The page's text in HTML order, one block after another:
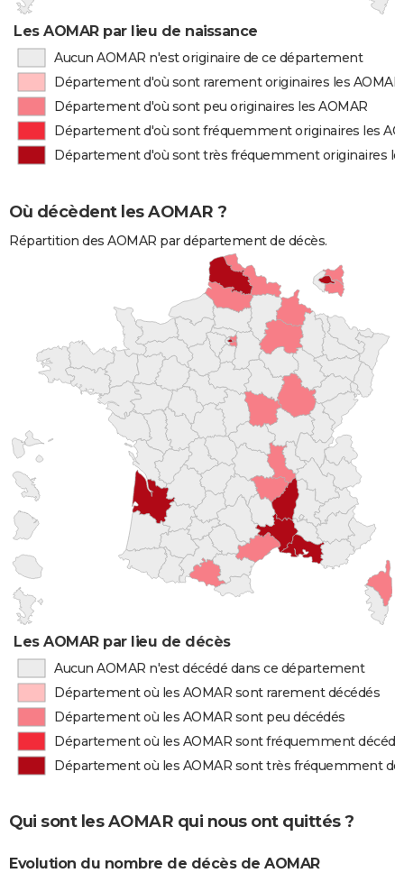
Les AOMAR par lieu de naissance
Aucun AOMAR n'est originaire de ce département
Département d'où sont rarement originaires les AOMAR
Département d'où sont peu originaires les AOMAR
Département d'où sont fréquemment originaires les
Département d'où sont très fréquemment originaires
Où décèdent les AOMAR ?
Répartition des AOMAR par département de décès.
Les AOMAR par lieu de décès
Aucun AOMAR n'est décédé dans ce département
Département où les AOMAR sont rarement décédés
Département où les AOMAR sont peu décédés
Département où les AOMAR sont fréquemment
Département où les AOMAR sont très fréquemment
Qui sont les AOMAR qui nous ont quittés ?
Evolution du nombre de décès de AOMAR